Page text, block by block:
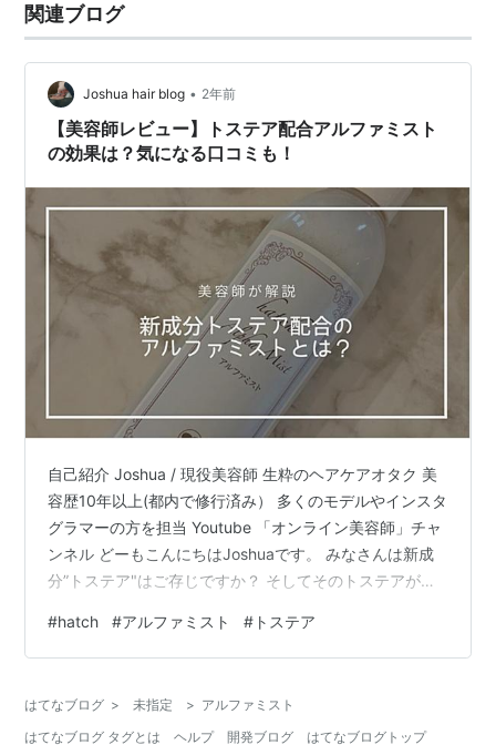
読みいただけると嬉しいです。 ◆この記事はこん…
関連ブログ
Joshua hair blog • 2年前
【美容師レビュー】トステア配合アルファミスト
の効果は？気になる口コミも！
自己紹介 Joshua / 現役美容師 生粋のヘアケアオタク 美
容歴10年以上(都内で修行済み） 多くのモデルやインスタ
グラマーの方を担当 Youtube 「オンライン美容師」チャ
ンネル どーもこんにちはJoshuaです。 みなさんは新成
分”トステア"はご存じですか？ そしてそのトステアが含
ことも... ということで今回は、 「hatch(ハッチ) アルフ
ァミスト」 について美容師が忖度なしレビューしていき
までお読みいただけると嬉しいです。 アルファミストの
美容師評価は？ 新成分トステアによる…
#hatch #アルファミスト # トステア
はてなブログ > 未指定 > アルファミスト
はてなブログ タグとは
ヘルプ 開発ブログ はてなブログトップ